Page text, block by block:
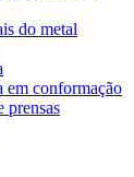
do metal
em conformação
prensas